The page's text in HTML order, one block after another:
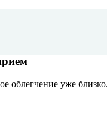
облегчение уже